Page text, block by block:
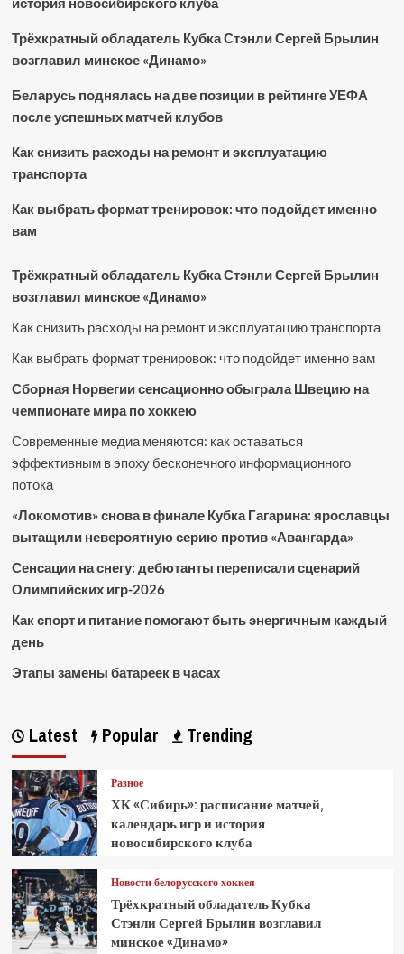
Трёхкратный обладатель Кубка Стэнли Сергей Брылин
возглавил минское «Динамо»
Беларусь поднялась на две позиции в рейтинге УЕФА
после успешных матчей клубов
Как снизить расходы на ремонт и эксплуатацию
транспорта
Как выбрать формат тренировок: что подойдет именно
вам
Трёхкратный обладатель Кубка Стэнли Сергей Брылин
возглавил минское «Динамо»
Как снизить расходы на ремонт и эксплуатацию транспорта
Как выбрать формат тренировок: что подойдет именно вам
Сборная Норвегии сенсационно обыграла Швецию на
чемпионате мира по хоккею
Современные медиа меняются: как оставаться
эффективным в эпоху бесконечного информационного
потока
«Локомотив» снова в финале Кубка Гагарина: ярославцы
вытащили невероятную серию против «Авангарда»
Сенсации на снегу: дебютанты переписали сценарий
Олимпийских игр-2026
Как спорт и питание помогают быть энергичным каждый
день
Этапы замены батареек в часах
Latest Popular Trending
Разное
ХК «Сибирь»: расписание матчей,
календарь игр и история
новосибирского клуба
Новости белорусского хоккея
Трёхкратный обладатель Кубка
Стэнли Сергей Брылин возглавил
минское «Динамо»